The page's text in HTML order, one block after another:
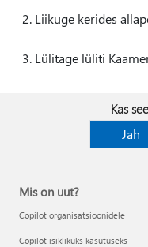
Liikuge kerides
Lülitage lüliti
Kas
Jah
Mis on uut?
Copilot organisatsioonidele
Copilot isiklikuks kasutuseks